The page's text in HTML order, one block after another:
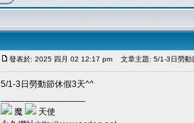
發表於: 2025 四月 02 12:17 pm 文章主題: 5/1-3日勞動
5/1-3日勞動節休假3天^^
魔
天使